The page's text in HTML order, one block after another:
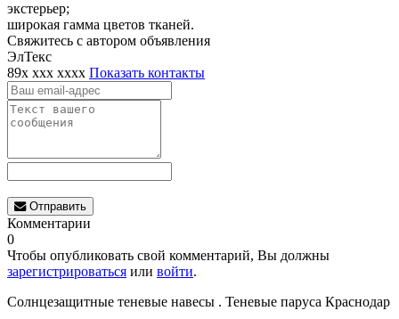
экстерьер;
широкая гамма цветов тканей.
Свяжитесь с автором объявления
ЭлТекс
89x xxx xxxx Показать контакты
Отправить
Комментарии
0
Чтобы опубликовать свой комментарий, Вы должны
зарегистрироваться или войти.
Солнцезащитные теневые навесы . Теневые паруса Краснодар